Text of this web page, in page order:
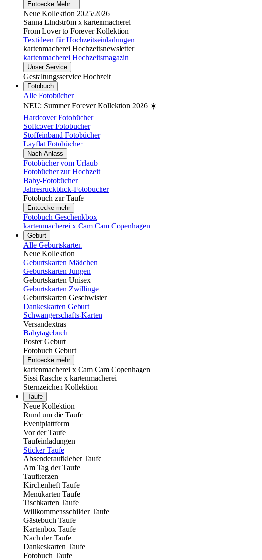
Entdecke Mehr...
Neue Kollektion 2025/2026
Sanna Lindström x kartenmacherei
From Lover to Forever Kollektion
Textideen für Hochzeitseinladungen
kartenmacherei Hochzeitsnewsletter
kartenmacherei Hochzeitsmagazin
Unser Service
Gestaltungsservice Hochzeit
Fotobuch
Alle Fotobücher
NEU: Summer Forever Kollektion 2026 ☀️
Hardcover Fotobücher
Softcover Fotobücher
Stoffeinband Fotobücher
Layflat Fotobücher
Nach Anlass
Fotobücher vom Urlaub
Fotobücher zur Hochzeit
Baby-Fotobücher
Jahresrückblick-Fotobücher
Fotobuch zur Taufe
Entdecke mehr
Fotobuch Geschenkbox
kartenmacherei x Cam Cam Copenhagen
Geburt
Alle Geburtskarten
Neue Kollektion
Geburtskarten Mädchen
Geburtskarten Jungen
Geburtskarten Unisex
Geburtskarten Zwillinge
Geburtskarten Geschwister
Dankeskarten Geburt
Schwangerschafts-Karten
Versandextras
Babytagebuch
Poster Geburt
Fotobuch Geburt
Entdecke mehr
kartenmacherei x Cam Cam Copenhagen
Sissi Rasche x kartenmacherei
Sternzeichen Kollektion
Taufe
Neue Kollektion
Rund um die Taufe
Eventplattform
Vor der Taufe
Taufeinladungen
Sticker Taufe
Absenderaufkleber Taufe
Am Tag der Taufe
Taufkerzen
Kirchenheft Taufe
Menükarten Taufe
Tischkarten Taufe
Willkommensschilder Taufe
Gästebuch Taufe
Kartenbox Taufe
Nach der Taufe
Dankeskarten Taufe
Fotobuch Taufe